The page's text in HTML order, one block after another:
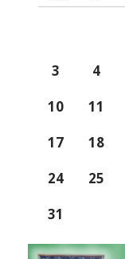
3
4
10
11
17
18
24
25
31